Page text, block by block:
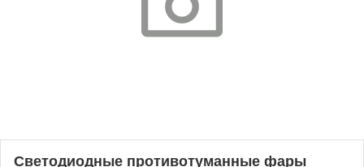
Светодиодные противотуманные фары